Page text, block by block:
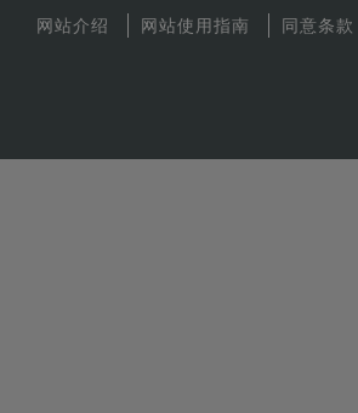
网站介绍 网站使用指南 同意条款